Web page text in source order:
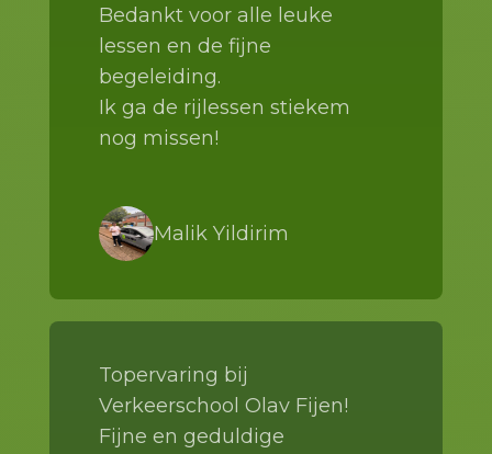
Bedankt voor alle leuke
lessen en de fijne
begeleiding.
Ik ga de rijlessen stiekem
nog missen!
Malik Yildirim
Topervaring bij
Verkeerschool Olav Fijen!
Fijne en geduldige